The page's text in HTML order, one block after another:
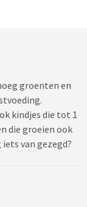
groenten en
kindjes die tot 1
die groeien ook
van gezegd?